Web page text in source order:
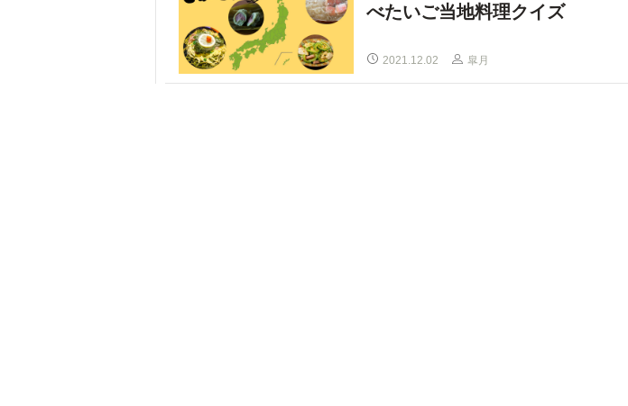
べたいご当地料理クイズ
2021.12.02 皐月